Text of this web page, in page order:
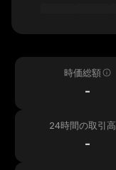
時価総額
-
24時間の取引高
-